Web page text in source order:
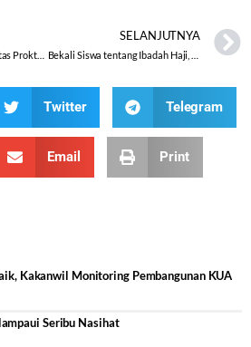
Tingkatkan Profesionalitas Proktor Menuju Sukses UAMBN-BK UNBK
SELANJUTNYA
Twitter Telegram
Email Print
Kakanwil Monitoring Pembangunan KUA
Seribu Nasihat